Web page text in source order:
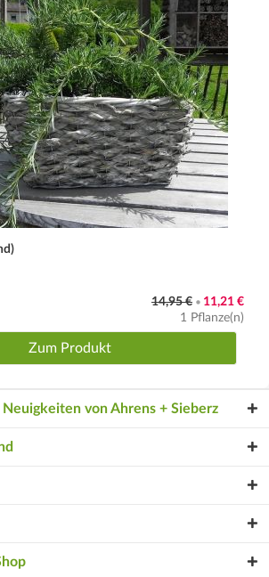
14,95 € • 11,21 €
1 Pflanze(n)
Zum Produkt
Neuigkeiten von Ahrens + Sieberz